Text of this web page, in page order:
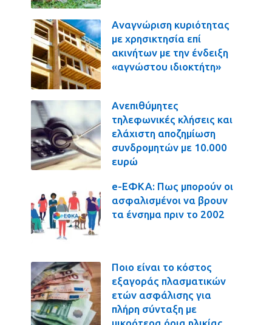
Αναγνώριση κυριότητας
με χρησικτησία επί
ακινήτων με την ένδειξη
«αγνώστου ιδιοκτήτη»
Ανεπιθύμητες
τηλεφωνικές κλήσεις και
ελάχιστη αποζημίωση
συνδρομητών με 10.000
ευρώ
e-ΕΦΚΑ: Πως μπορούν οι
ασφαλισμένοι να βρουν
τα ένσημα πριν το 2002
Ποιο είναι το κόστος
εξαγοράς πλασματικών
ετών ασφάλισης για
πλήρη σύνταξη με